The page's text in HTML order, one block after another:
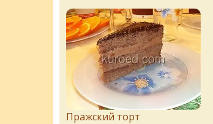
Пражский торт